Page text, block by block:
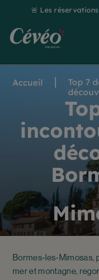
🚨 Les
Accueil
Top 7
Bormes-les-Mimosas,
mer et montagne,